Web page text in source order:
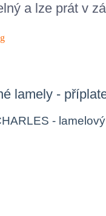
a lze prát v
lamely -